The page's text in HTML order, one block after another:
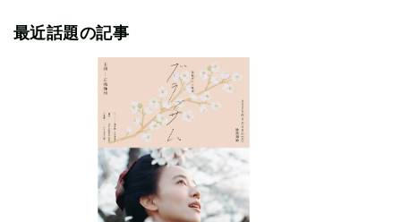
最近話題の記事